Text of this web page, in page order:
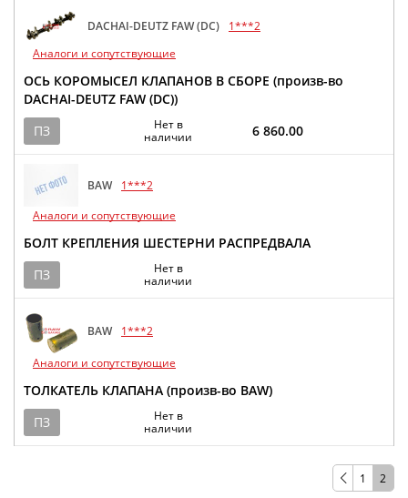
DACHAI-DEUTZ FAW (DC)
1***2
Аналоги и сопутствующие
ОСЬ КОРОМЫСЕЛ КЛАПАНОВ В СБОРЕ (произв-во
DACHAI-DEUTZ FAW (DC))
ПЗ
Нет в
наличии
6 860.00
BAW
1***2
Аналоги и сопутствующие
БОЛТ КРЕПЛЕНИЯ ШЕСТЕРНИ РАСПРЕДВАЛА
ПЗ
Нет в
наличии
BAW 1***2
Аналоги и сопутствующие
ТОЛКАТЕЛЬ КЛАПАНА (произв-во BAW)
ПЗ
Нет в
наличии
1 2